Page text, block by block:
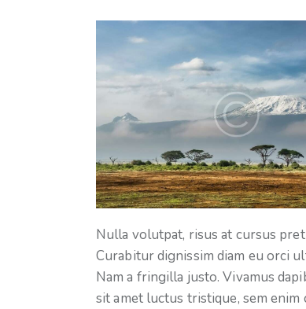
Nulla volutpat, risus at cursus
Curabitur dignissim diam eu orci
Nam a fringilla justo. Vivamus
sit amet luctus tristique, sem